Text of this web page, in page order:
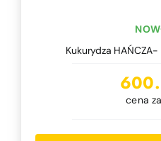
Kukurydza HAŃCZA-
cena